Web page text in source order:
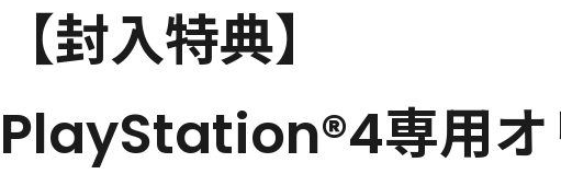
【封入特典】
PlayStation®4専用オ